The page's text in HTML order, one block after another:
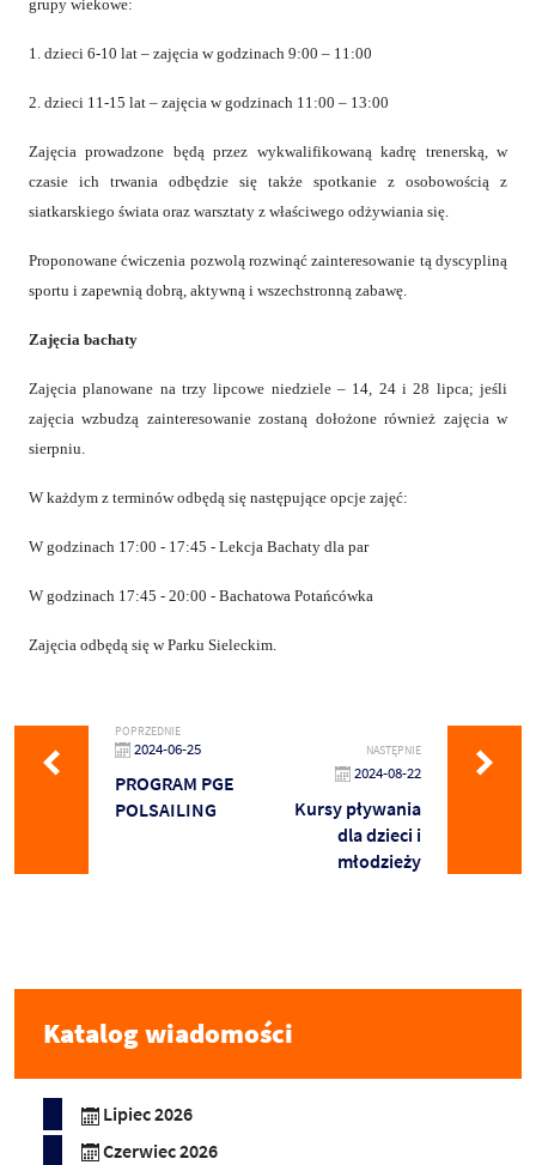
grupy wiekowe:
1. dzieci 6-10 lat – zajęcia w godzinach 9:00 – 11:00
2. dzieci 11-15 lat – zajęcia w godzinach 11:00 – 13:00
Zajęcia prowadzone będą przez wykwalifikowaną kadrę trenerską, w
czasie ich trwania odbędzie się także spotkanie z osobowością z
siatkarskiego świata oraz warsztaty z właściwego odżywiania się.
Proponowane ćwiczenia pozwolą rozwinąć zainteresowanie tą dyscypliną
sportu i zapewnią dobrą, aktywną i wszechstronną zabawę.
Zajęcia bachaty
Zajęcia planowane na trzy lipcowe niedziele – 14, 24 i 28 lipca; jeśli
zajęcia wzbudzą zainteresowanie zostaną dołożone również zajęcia w
sierpniu.
W każdym z terminów odbędą się następujące opcje zajęć:
W godzinach 17:00 - 17:45 - Lekcja Bachaty dla par
W godzinach 17:45 - 20:00 - Bachatowa Potańcówka
Zajęcia odbędą się w Parku Sieleckim.
POPRZEDNIE
2024-06-25
PROGRAM PGE
POLSAILING
NASTĘPNIE
2024-08-22
Kursy pływania
dla dzieci i
młodzieży
Katalog wiadomości
Lipiec 2026
Czerwiec 2026